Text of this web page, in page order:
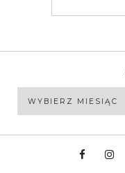
Archiwa